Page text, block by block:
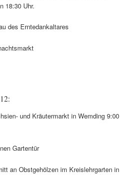
18:30 Uhr.
des Erntedankaltares
und Kräutermarkt in Wemding 9:00
Gartentür
an Obstgehölzen im Kreislehrgarten in